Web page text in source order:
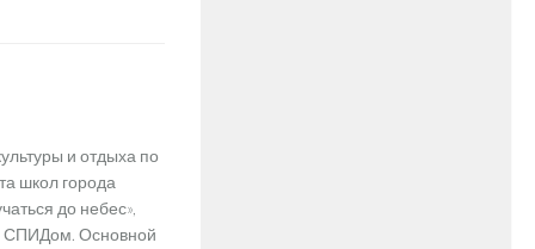
и отдыха по
школ города
до небес»,
СПИДом. Основной